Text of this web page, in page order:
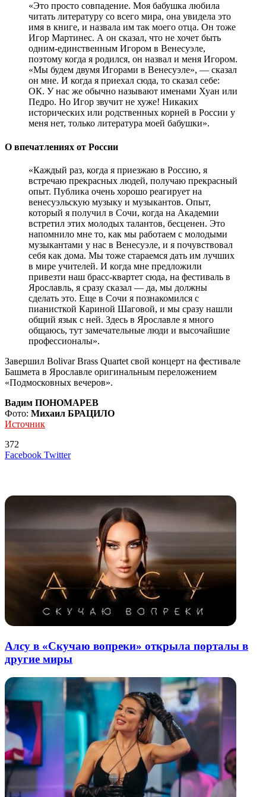
«Это просто совпадение. Моя бабушка любила
читать литературу со всего мира, она увидела это
имя в книге, и назвала им так моего отца. Он тоже
Игор Мартинес. А он сказал, что не хочет быть
одним-единственным Игором в Венесуэле,
поэтому когда я родился, он назвал и меня Игором.
«Мы будем двумя Игорами в Венесуэле», — сказал
он мне. И когда я приехал сюда, то сказал себе:
ОК. У нас же обычно называют именами Хуан или
Педро. Но Игор звучит не хуже! Никаких
исторических или родственных корней в России у
меня нет, только литература моей бабушки».
О впечатлениях от России
«Каждый раз, когда я приезжаю в Россию, я
встречаю прекрасных людей, получаю прекрасный
опыт. Публика очень хорошо реагирует на
венесуэльскую музыку и музыкантов. Опыт,
который я получил в Сочи, когда на Академии
встретил этих молодых талантов, бесценен. Это
напомнило мне то, как мы работаем с молодыми
музыкантами у нас в Венесуэле, и я почувствовал
себя как дома. Мы тоже стараемся дать им лучших
в мире учителей. И когда мне предложили
привезти наш брасс-квартет сюда, на фестиваль в
Ярославль, я сразу сказал — да, мы должны
сделать это. Еще в Сочи я познакомился с
пианисткой Кариной Шаговой, и мы сразу нашли
общий язык с ней. Здесь в Ярославле я много
общаюсь, тут замечательные люди и высочайшие
профессионалы».
Завершил Bolivar Brass Quartet свой концерт на фестивале
Башмета в Ярославле оригинальным переложением
«Подмосковных вечеров».
Вадим ПОНОМАРЕВ
Фото: Михаил БРАЦИЛО
Источник
372
Facebook TwitterLinkedIn
Tumblr
Reddit
Вконтакте
Одноклассники
Skype
Messenger
Messenger
WhatsApp
Telegram
Viber
Line
Поделиться
Печатать
Алсу в «Скучаю вопреки» открыла порталы в
другие миры